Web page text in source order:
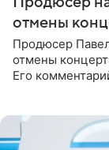
отмены
Продюсер
отмены
Его